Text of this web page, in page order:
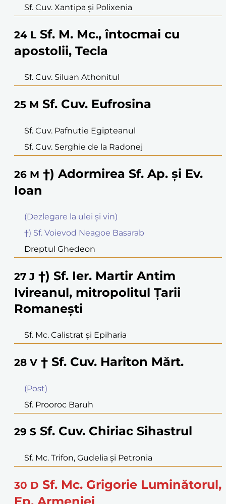
Sf. Cuv. Xantipa şi Polixenia
24 L Sf. M. Mc., întocmai cu
apostolii, Tecla
Sf. Cuv. Siluan Athonitul
25 M Sf. Cuv. Eufrosina
Sf. Cuv. Pafnutie Egipteanul
Sf. Cuv. Serghie de la Radonej
26 M †) Adormirea Sf. Ap. şi Ev.
Ioan
(Dezlegare la ulei şi vin)
†) Sf. Voievod Neagoe Basarab
Dreptul Ghedeon
27 J †) Sf. Ier. Martir Antim
Ivireanul, mitropolitul Ţarii
Romaneşti
Sf. Mc. Calistrat şi Epiharia
28 V † Sf. Cuv. Hariton Mărt.
(Post)
Sf. Prooroc Baruh
29 S Sf. Cuv. Chiriac Sihastrul
Sf. Mc. Trifon, Gudelia şi Petronia
30 D Sf. Mc. Grigorie Luminătorul,